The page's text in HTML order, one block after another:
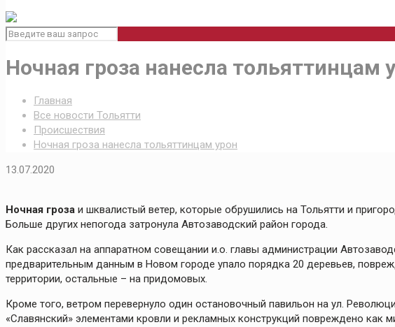
Ночная гроза нанесла тольяттинцам
Главная
Все новости Тольятти
Происшествия
Ночная гроза нанесла тольяттинцам урон
13.07.2020
Ночная гроза и шквалистый ветер, которые обрушились на Тольятти и
Больше других непогода затронула Автозаводский район города.
Как рассказал на аппаратном совещании и.о. главы администрации
предварительным данным в Новом городе упало порядка 20 деревьев,
территории, остальные – на придомовых.
Кроме того, ветром перевернуло один остановочный павильон на ул.
«Славянский» элементами кровли и рекламных конструкций повреждено как